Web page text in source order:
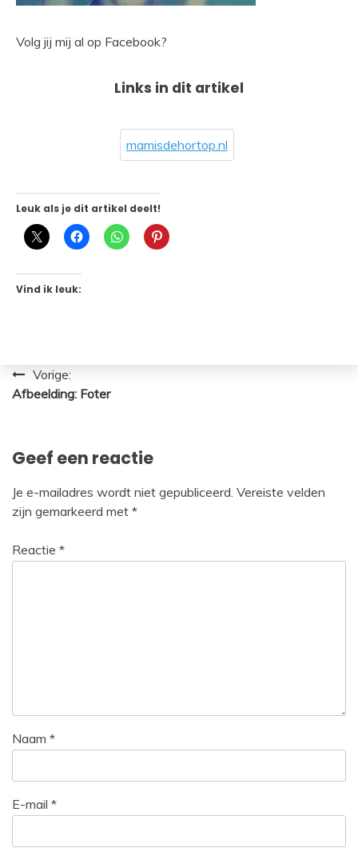
Volg jij mij al op Facebook?
Links in dit artikel
mamisdehortop.nl
Leuk als je dit artikel deelt!
Vind ik leuk:
Bericht
navigatie
Vorige:
Afbeelding: Foter
Geef een reactie
Je e-mailadres wordt niet gepubliceerd. Vereiste velden
zijn gemarkeerd met *
Reactie *
Naam *
E-mail *